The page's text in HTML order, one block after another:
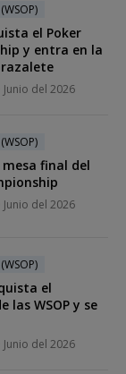
el Poker
y entra en la
Junio del 2026
final del
Junio del 2026
el
las WSOP y se
Junio del 2026